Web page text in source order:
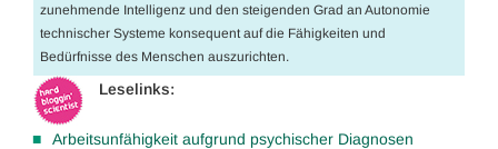
zunehmende Intelligenz und den steigenden Grad an Autonomie
technischer Systeme konsequent auf die Fähigkeiten und
Bedürfnisse des Menschen auszurichten.
Leselinks:
Arbeitsunfähigkeit aufgrund psychischer Diagnosen